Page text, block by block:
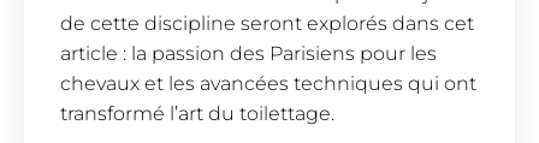
de cette discipline seront explorés dans cet
article : la passion des Parisiens pour les
chevaux et les avancées techniques qui ont
transformé l’art du toilettage.